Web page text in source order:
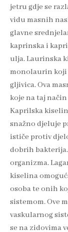
jetru gdje se
vidu masnih
glavne
kaprinska i
ulja. Laurinska
monolaurin koji
gljivica. Ova
koje na taj
Kaprilska
snažno djeluje
ističe protiv
dobrih
organizma.
kiselina
osoba te onih
sistemom. Ove
vaskularnog
se na zidovima